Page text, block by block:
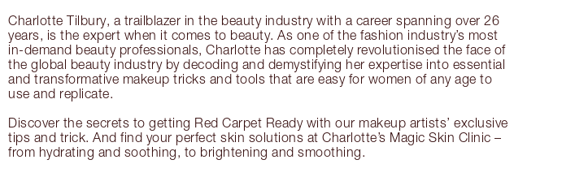
Charlotte Tilbury, a trailblazer in the beauty industry with a career spanning over 26
years, is the expert when it comes to beauty. As one of the fashion industry’s most
in-demand beauty professionals, Charlotte has completely revolutionised the face of
the global beauty industry by decoding and demystifying her expertise into essential
and transformative makeup tricks and tools that are easy for women of any age to
use and replicate.
Discover the secrets to getting Red Carpet Ready with our makeup artists’ exclusive
tips and trick. And find your perfect skin solutions at Charlotte’s Magic Skin Clinic –
from hydrating and soothing, to brightening and smoothing.